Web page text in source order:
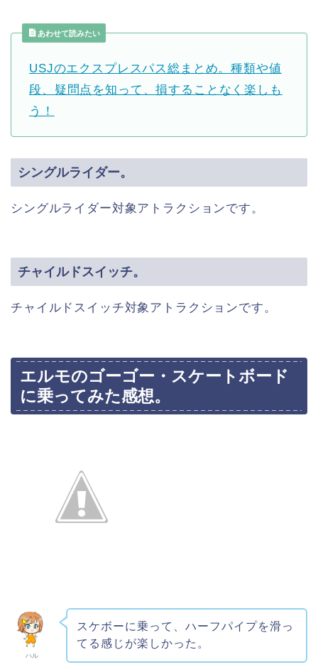
あわせて読みたい
USJのエクスプレスパス総まとめ。種類や値
段、疑問点を知って、損することなく楽しも
う！
シングルライダー。
シングルライダー対象アトラクションです。
チャイルドスイッチ。
チャイルドスイッチ対象アトラクションです。
エルモのゴーゴー・スケートボード
に乗ってみた感想。
ハル
スケボーに乗って、ハーフパイプを滑っ
てる感じが楽しかった。